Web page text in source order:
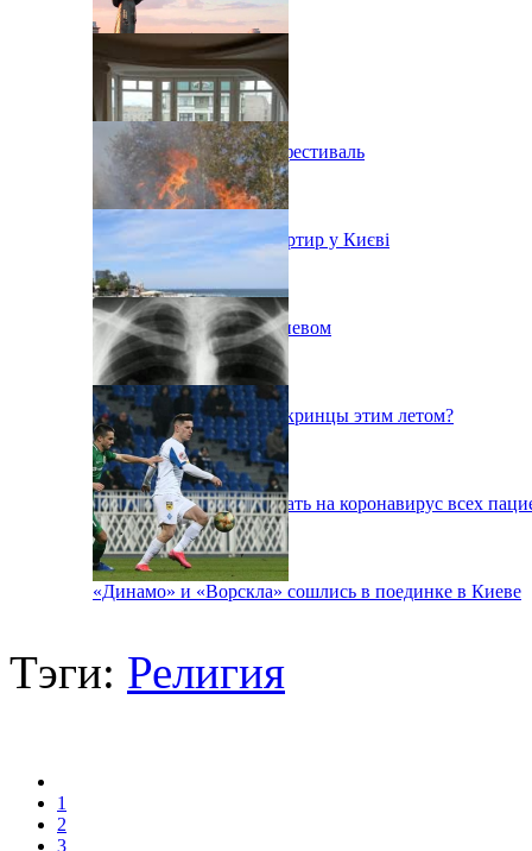
В Киеве состоится эко-фестиваль
Ситуація з орендою квартир у Києві
Пожар на свалке под Киевом
Куда поедут отдыхать укринцы этим летом?
В Киеве будут тестировать на коронавирус всех
«Динамо» и «Ворскла» сошлись в поединке в Киеве
Тэги: Религия
1
2
3